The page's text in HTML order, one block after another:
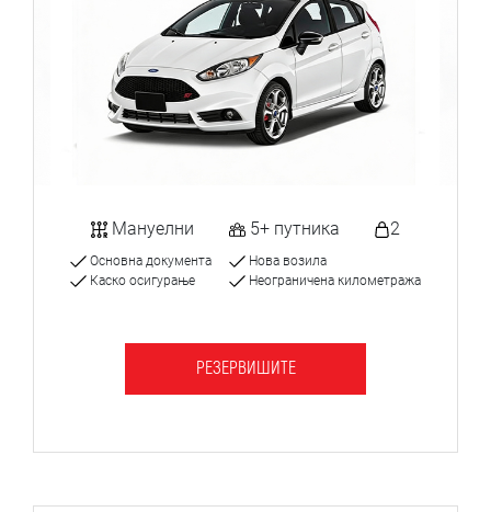
Мануелни 5+ путника 2
Основна документа
Каско осигурање
Нова возила
Неограничена километража
РЕЗЕРВИШИТЕ